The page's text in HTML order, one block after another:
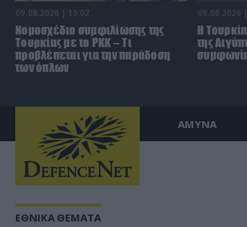
09.08.2026 | 15:02
Νομοσχέδιο συμφιλίωσης της
Τουρκίας με το ΡΚΚ – Τι
προβλέπεται για την παράδοση
των όπλων
09.08.2026
Η
της
ΑΜΥΝΑ
ΕΘΝΙΚΑ ΘΕΜΑΤΑ